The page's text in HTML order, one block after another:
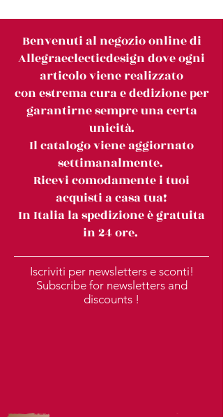
Benvenuti al negozio online di
Allegraeclecticdesign dove ogni
articolo viene realizzato
con estrema cura e dedizione per
garantirne sempre una certa
unicità.
Il catalogo viene aggiornato
settimanalmente.
Ricevi comodamente i tuoi
acquisti a casa tua!
In Italia la spedizione è gratuita
in 24 ore.
Iscriviti per newsletters e sconti!
Subscribe for newsletters and
discounts !